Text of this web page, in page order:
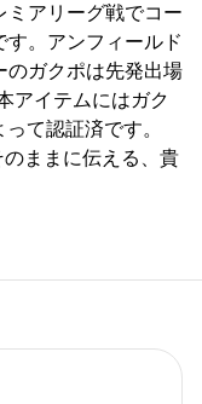
ミアリーグ戦でコー
。アンフィールド
のガクポは先発出場
アイテムにはガク
て認証済です。
のままに伝える、貴